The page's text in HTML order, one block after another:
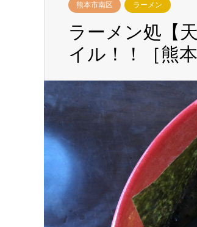
熊本市南区 ラーメン
ラーメン処【
イル！！［熊本